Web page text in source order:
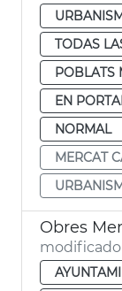
TODAS
POBLATS
EN
NORMAL
MERCAT
Obres
modificado